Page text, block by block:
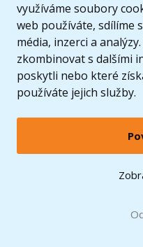
využíváme soubory
web používáte, sdílíme
média, inzerci a
zkombinovat s dalšími
poskytli nebo které
používáte jejich služby.
© 2005 -
LEGO, logo LEGO a minifigurka jsou
2024
Zobrazit